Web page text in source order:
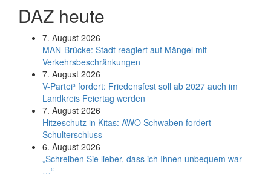
DAZ heute
7. August 2026
MAN-Brücke: Stadt reagiert auf Mängel mit
Verkehrsbeschränkungen
7. August 2026
V-Partei­³ fordert: Friedens­fest soll ab 2027 auch im
Land­kreis Feier­tag werden
7. August 2026
Hitzeschutz in Kitas: AWO Schwaben fordert
Schulterschluss
6. August 2026
„Schreiben Sie lieber, dass ich Ihnen unbequem war
…“